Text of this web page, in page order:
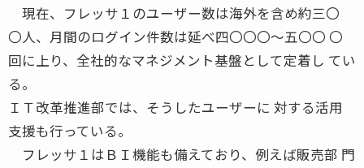
現在、フレッサ１のユーザー数は海外を含め約三〇
〇人、月間のログイン件数は延べ四〇〇〇〜五〇〇 〇
回に上り、全社的なマネジメント基盤として定着し てい
る。
ＩＴ改革推進部では、そうしたユーザーに 対する活用
支援も行っている。
フレッサ１はＢＩ機能も備えており、例えば販売部 門